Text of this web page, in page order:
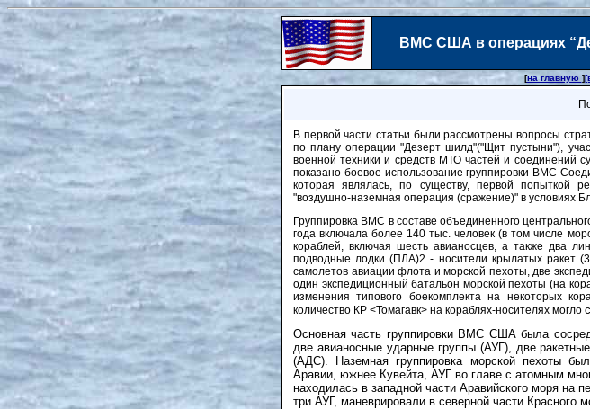
ВМС США в операциях
[на главную ]
В первой части статьи были рассмотрены вопросы
по плану операции "Дезерт шилд"("Щит пустыни"),
военной техники и средств МТО частей и соединений
показано боевое использование группировки ВМС
которая являлась, по существу, первой попыткой
"воздушно-наземная операция (сражение)" в условиях
Группировка ВМС в составе объединенного
года включала более 140 тыс. человек (в том числе
кораблей, включая шесть авианосцев, а также два
подводные лодки (ПЛА)2 - носители крылатых ракет
самолетов авиации флота и морской пехоты, две
один экспедиционный батальон морской пехоты (на
изменения типового боекомплекта на некоторых
количество КР <Томагавк> на кораблях-носителях могло
Основная часть группировки ВМС США была
две авианосные ударные группы (АУГ), две
(АДС). Наземная группировка морской пехоты
Аравии, южнее Кувейта, АУГ во главе с атомным
находилась в западной части Аравийского моря на
три АУГ, маневрировали в северной части Красного